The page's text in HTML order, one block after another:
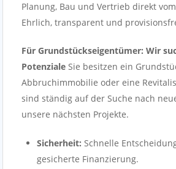
Planung, Bau und Vertrieb direkt
Ehrlich, transparent und
Für Grundstückseigentümer: Wir
Potenziale Sie besitzen ein
Abbruchimmobilie oder eine
sind ständig auf der Suche nach
unsere nächsten Projekte.
Sicherheit: Schnelle
gesicherte Finanzierung.